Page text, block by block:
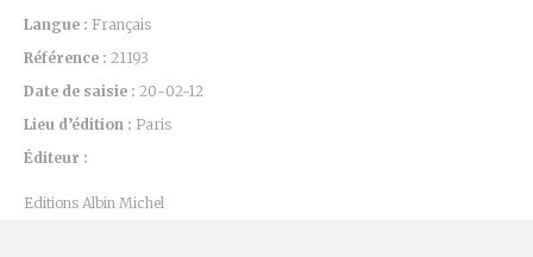
Langue : Français
Référence : 21193
Date de saisie : 20-02-12
Lieu d’édition : Paris
Éditeur :
Editions Albin Michel